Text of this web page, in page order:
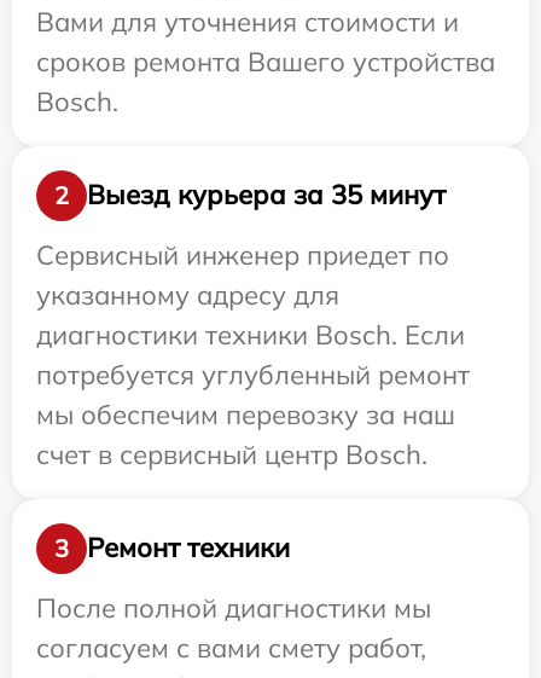
Вами для уточнения стоимости и
сроков ремонта Вашего устройства
Bosch.
2
Выезд курьера за 35 минут
Сервисный инженер приедет по
указанному адресу для
диагностики техники Bosch. Если
потребуется углубленный ремонт
мы обеспечим перевозку за наш
счет в сервисный центр Bosch.
3
Ремонт техники
После полной диагностики мы
согласуем с вами смету работ,